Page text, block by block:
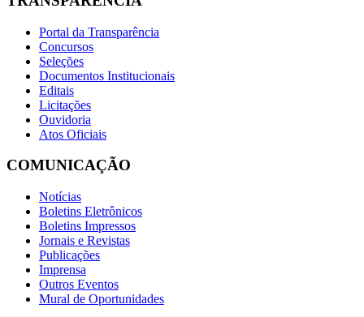
Portal da Transparência
Concursos
Seleções
Documentos Institucionais
Editais
Licitações
Ouvidoria
Atos Oficiais
COMUNICAÇÃO
Notícias
Boletins Eletrônicos
Boletins Impressos
Jornais e Revistas
Publicações
Imprensa
Outros Eventos
Mural de Oportunidades